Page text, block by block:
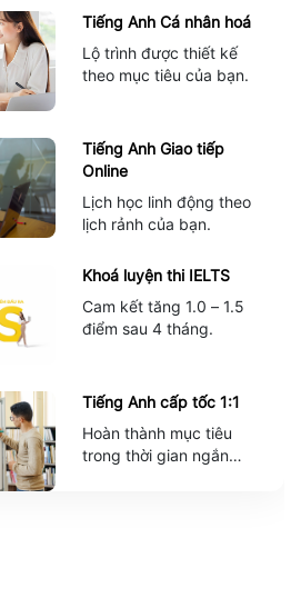
Tiếng Anh Cá nhân hoá
Lộ trình được thiết kế
theo mục tiêu của bạn.
Tiếng Anh Giao tiếp
Online
Lịch học linh động theo
lịch rảnh của bạn.
Khoá luyện thi IELTS
Cam kết tăng 1.0 – 1.5
điểm sau 4 tháng.
Tiếng Anh cấp tốc 1:1
Hoàn thành mục tiêu
trong thời gian ngắn